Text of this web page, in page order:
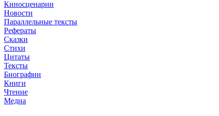
Киносценарии
Новости
Параллельные тексты
Рефераты
Сказки
Стихи
Цитаты
Тексты
Биографии
Книги
Чтение
Медиа